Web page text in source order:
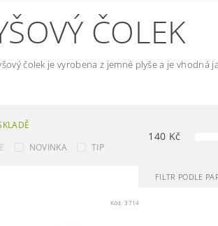
ČOLEK
čolek je vyrobena z jemné plyše a je vhodná
NOVINKA TIP
140 Kč
FILTR PODLE
Kód:3714